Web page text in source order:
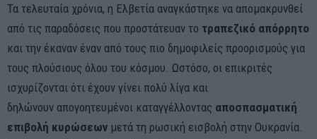
Τα τελευταία χρόνια, η Ελβετία αναγκάστηκε να απομακρυνθεί
από τις παραδόσεις που προστάτευαν το τραπεζικό απόρρητο
και την έκαναν έναν από τους πιο δημοφιλείς προορισμούς για
τους πλούσιους όλου του κόσμου. Ωστόσο, οι επικριτές
ισχυρίζονται ότι έχουν γίνει πολύ λίγα και
δηλώνουν απογοητευμένοι καταγγέλλοντας αποσπασματική
επιβολή κυρώσεων μετά τη ρωσική εισβολή στην Ουκρανία.